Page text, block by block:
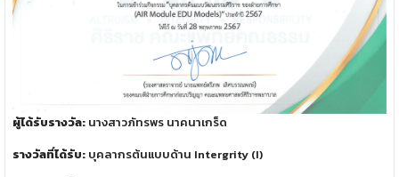
ผู้ได้รับรางวัล: นางสาวภัทรพร นาคนาเกร็ด
รางวัลที่ได้รับ: บุคลากรต้นแบบด้าน Intergrity (I)